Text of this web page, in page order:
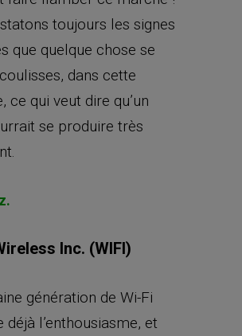
toujours les signes
que quelque chose se
dans cette
ce qui veut dire qu’un
se produire très
Inc. (WIFI)
génération de Wi-Fi
déjà l’enthousiasme, et